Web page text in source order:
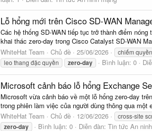
Lỗ hổng mới trên Cisco SD-WAN
Các hệ thống SD-WAN tiếp tục trở thành điểm
khai thác zero-day trong Cisco Catalyst SD-WAN
WhiteHat Team
Chủ đề 25/06/2026 chiếm
leo thang đặc quyền
zero-day Bình luận: 0
Microsoft cảnh báo lỗ hổng Exchange
Microsoft vừa cảnh báo về một lỗ hổng zero-day
trong phiên làm việc của người dùng thông qua
WhiteHat Team
Chủ đề 12/06/2026 cross-site
zero-day Bình luận: 0 Diễn đàn: Tin tức An